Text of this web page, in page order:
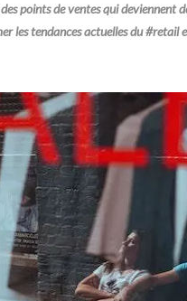
points de ventes qui deviennent
les tendances actuelles du